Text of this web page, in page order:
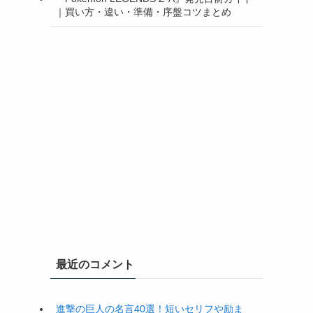
｜買い方・違い・準備・序盤コツまとめ
最近のコメント
進撃の巨人の名言40選！短いセリフや励ま